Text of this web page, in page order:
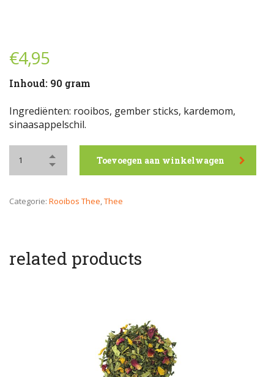
€4,95
Inhoud: 90 gram
Ingrediënten: rooibos, gember sticks, kardemom,
sinaasappelschil.
Toevoegen aan winkelwagen
Categorie: Rooibos Thee,Thee
related products